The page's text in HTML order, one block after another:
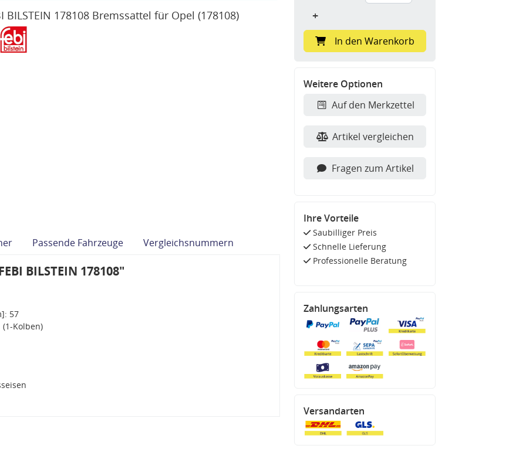
BILSTEIN 178108 Bremssattel für Opel (178108)
Passende Fahrzeuge Vergleichsnummern
BILSTEIN 178108"
57
Kolben)
+
In den Warenkorb
Weitere Optionen
Auf den Merkzettel
Artikel vergleichen
Fragen zum Artikel
Ihre Vorteile
Saubilliger Preis
Schnelle Lieferung
Professionelle Beratung
Zahlungsarten
Versandarten